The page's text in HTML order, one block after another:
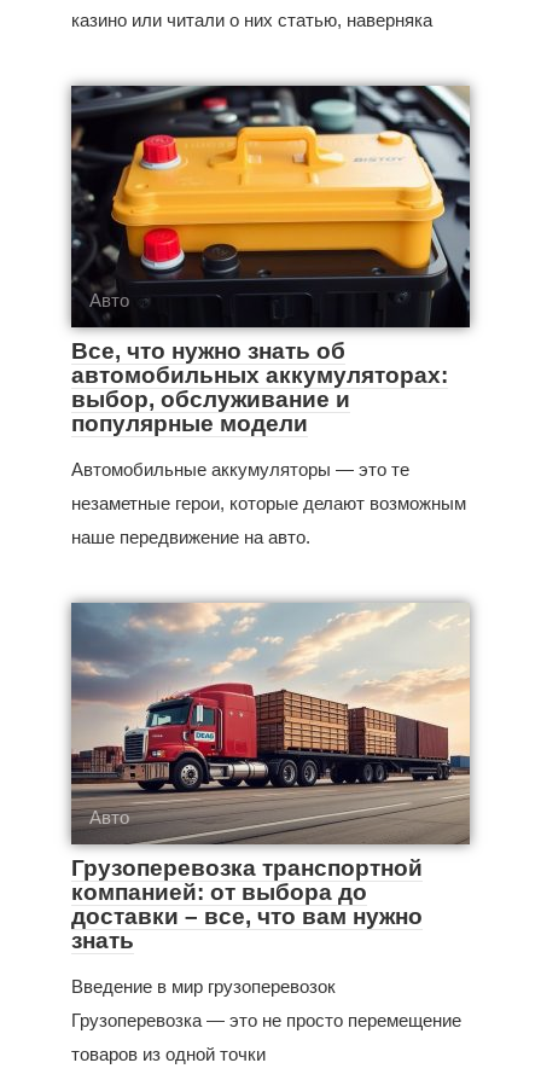
казино или читали о них статью, наверняка
Авто
Все, что нужно знать об
автомобильных аккумуляторах:
выбор, обслуживание и
популярные модели
Автомобильные аккумуляторы — это те
незаметные герои, которые делают возможным
наше передвижение на авто.
Авто
Грузоперевозка транспортной
компанией: от выбора до
доставки – все, что вам нужно
знать
Введение в мир грузоперевозок
Грузоперевозка — это не просто перемещение
товаров из одной точки